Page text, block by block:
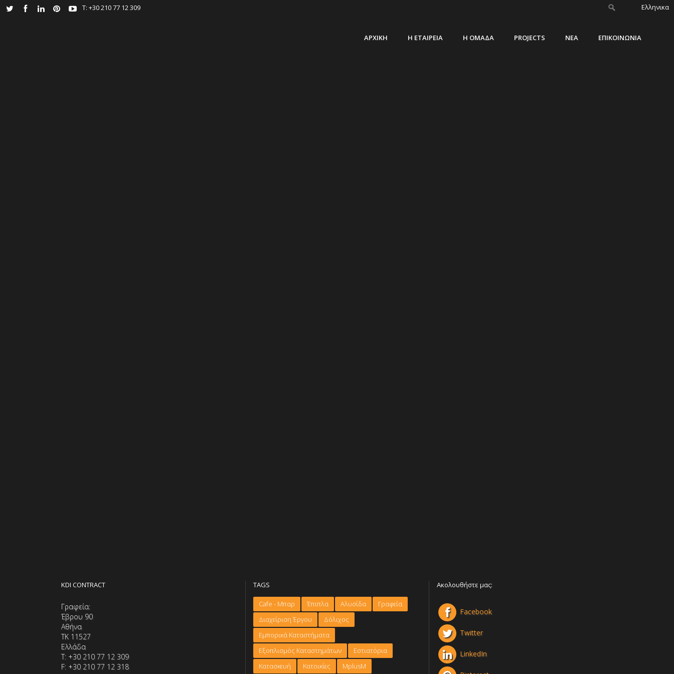
Τ: +30 210 77 12 309 Ελληνικα
ΑΡΧΙΚΗ Η ΕΤΑΙΡΕΙΑ Η ΟΜΑΔΑ PROJECTS ΝΕΑ ΕΠΙΚΟΙΝΩΝΙΑ
KDI CONTRACT
Γραφεία:
Έβρου 90
Αθήνα
ΤΚ 11527
Ελλάδα
Τ: +30 210 77 12 309
F: +30 210 77 12 318
TAGS
Cafe - Μπαρ Έπιπλα Αλυσίδα
Γραφεία
Διαχείριση Έργου
Δόλιχος
Εμπορικά Καταστήματα
Εξοπλισμός Καταστημάτων
Εστιατόρια
Κατασκευή
Κατοικίες ΜplusM
Ακολουθήστε μας:
Facebook
Twitter
LinkedIn